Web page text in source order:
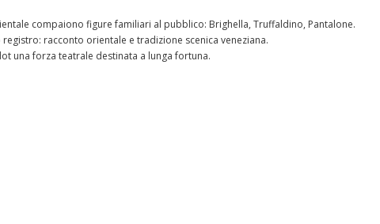
compaiono figure familiari al pubblico: Brighella, Truffaldino, Pantalone.
racconto orientale e tradizione scenica veneziana.
una forza teatrale destinata a lunga fortuna.